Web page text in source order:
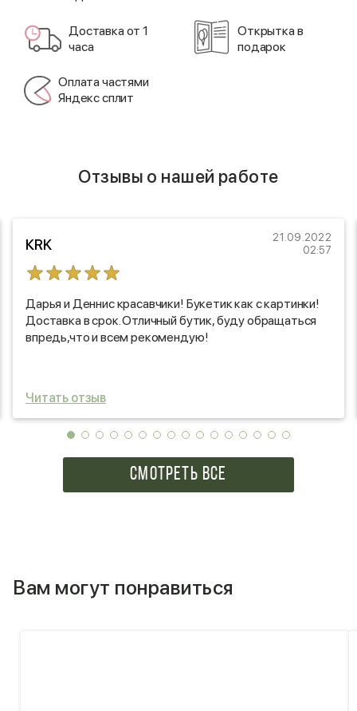
Доставка от 1
часа
Открытка в
подарок
Оплата частями
Яндекс сплит
Отзывы о нашей работе
КRK
21.09.2022
02:57
Дарья и Деннис красавчики! Букетик как с картинки!
Доставка в срок. Отличный бутик, буду обращаться
впредь,что и всем рекомендую!
Читать отзыв
СМОТРЕТЬ ВСЕ
Вам могут понравиться